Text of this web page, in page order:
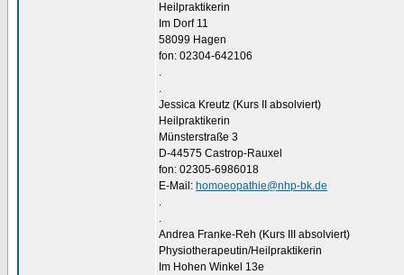
Heilpraktikerin
Im Dorf 11
58099 Hagen
fon: 02304-642106
.
.
Jessica Kreutz (Kurs II absolviert)
Heilpraktikerin
Münsterstraße 3
D-44575 Castrop-Rauxel
fon: 02305-6986018
E-Mail: homoeopathie@nhp-bk.de
.
.
Andrea Franke-Reh (Kurs III absolviert)
Physiotherapeutin/Heilpraktikerin
Im Hohen Winkel 13e